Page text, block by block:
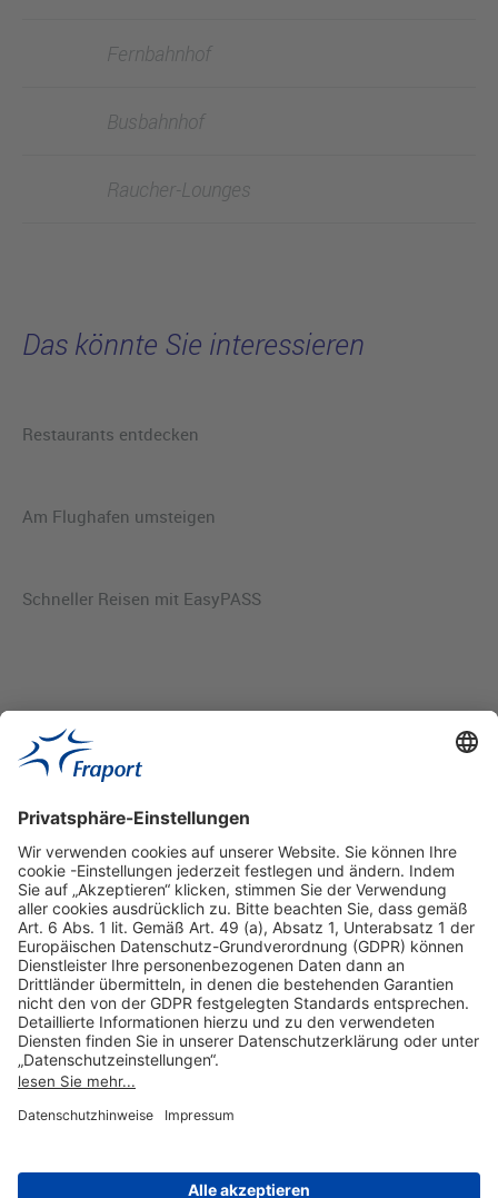
Fernbahnhof
Busbahnhof
Raucher-Lounges
Das könnte Sie interessieren
Restaurants entdecken
Am Flughafen umsteigen
Schneller Reisen mit EasyPASS
Hilfreiche Links
Online einkaufen & buchen
Über uns